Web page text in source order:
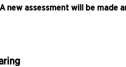
new assessment will be made